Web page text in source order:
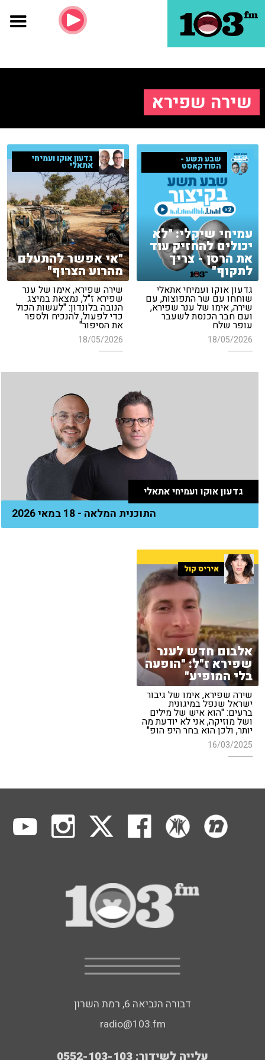
שירה שפירא
שבע תשע -
הפודקאסט
עמיחי שיקלי: "לא
יכולים להחזיק עוד
את הרסן - צריך
לתקוף"
גדעון אוקו ועמיחי אתאלי
שוחחו עם שר התפוצות, עם
שירה, אימו של ענר שפירא,
ועם חבר הכנסת לשעבר
עופר שלח
18/05/2026
גדעון אוקו ועמיחי
אתאלי
"אי אפשר להתעלם
מהרוע הצרוף"
שירה שפירא, אימו של ענר
שפירא ז"ל, נמצאת במיצג
הנובה בלונדון: "לעשות הכול
כדי לפעול, להנכיח ולספר
את הסיפור"
18/05/2026
גדעון אוקו ועמיחי אתאלי
התוכנית המלאה - 18 במאי 2026
איריס קול
אלבום חדש לענר
שפירא ז"ל: "הופעה
בלי המופיע"
שירה שפירא, אימו של גיבור
ישראל שנפל במיגונית
ברעים: "הוא איש של מילים
ושל מוזיקה, אני לא יודעת מה
יותר, ולכן הוא בחר היפ הופ"
16/03/2025
דבורה הנביאה 6, רמת השרון
radio@103.fm
עלייה לשידור: 0552-103-103